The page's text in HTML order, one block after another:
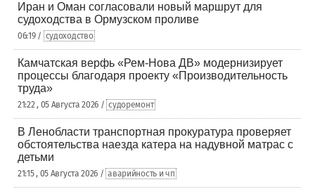
Иран и Оман согласовали новый маршрут для
судоходства в Ормузском проливе
06:19 / судоходство
Камчатская верфь «Рем-Нова ДВ» модернизирует
процессы благодаря проекту «Производительность
труда»
21:22 , 05 Августа 2026 / судоремонт
В Ленобласти транспортная прокуратура проверяет
обстоятельства наезда катера на надувной матрас с
детьми
21:15 , 05 Августа 2026 / аварийность и чп